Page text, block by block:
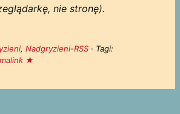
nie stronę).
, Nadgryzieni-RSS· Tagi:
★